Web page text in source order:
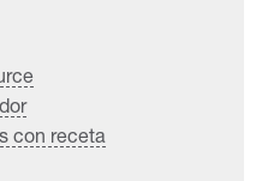
con receta